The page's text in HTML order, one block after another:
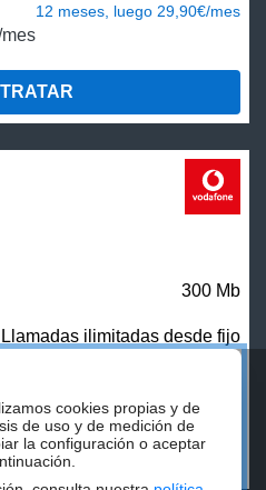
12 meses, luego 29,90€/mes
300 Mb
Llamadas ilimitadas desde fijo
27,00 €/mes
cookies propias y de
de uso y de medición de
la configuración o aceptar